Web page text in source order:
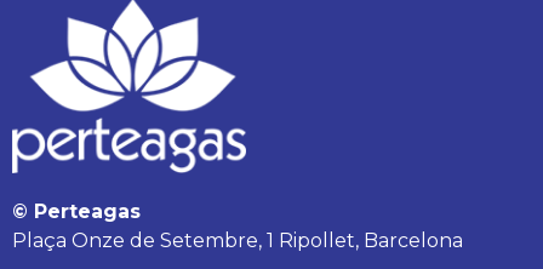
© Perteagas
Plaça Onze de Setembre, 1 Ripollet, Barcelona